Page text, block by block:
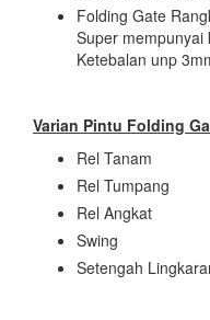
Folding Gate
Super mempunyai
Ketebalan unp
Varian Pintu Folding
Rel Tanam
Rel Tumpang
Rel Angkat
Swing
Setengah